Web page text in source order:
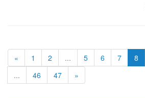
« 1 2 ... 5 6 7 8
...
46 47 »